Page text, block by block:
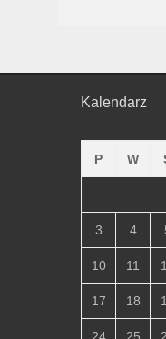
Kalendarz
P W
3 4
10 11
17 18